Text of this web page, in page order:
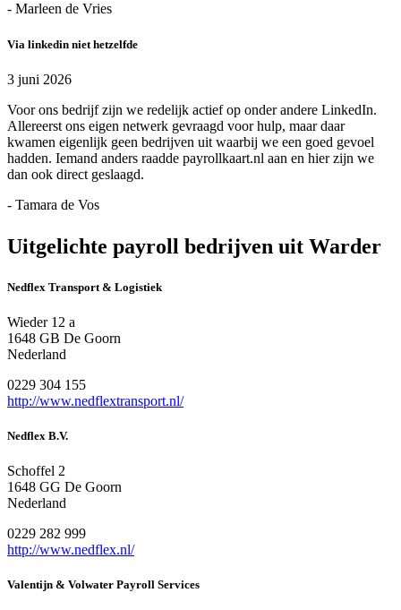
- Marleen de Vries
Via linkedin niet hetzelfde
3 juni 2026
Voor ons bedrijf zijn we redelijk actief op onder andere LinkedIn.
Allereerst ons eigen netwerk gevraagd voor hulp, maar daar
kwamen eigenlijk geen bedrijven uit waarbij we een goed gevoel
hadden. Iemand anders raadde payrollkaart.nl aan en hier zijn we
dan ook direct geslaagd.
- Tamara de Vos
Uitgelichte payroll bedrijven uit Warder
Nedflex Transport & Logistiek
Wieder 12 a
1648 GB De Goorn
Nederland
0229 304 155
http://www.nedflextransport.nl/
Nedflex B.V.
Schoffel 2
1648 GG De Goorn
Nederland
0229 282 999
http://www.nedflex.nl/
Valentijn & Volwater Payroll Services